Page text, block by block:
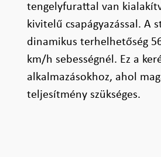
tengelyfurattal van
kivitelű csapágyazással. A
dinamikus terhelhetőség
km/h sebességnél. Ez a
alkalmazásokhoz, ahol
teljesítmény szükséges.